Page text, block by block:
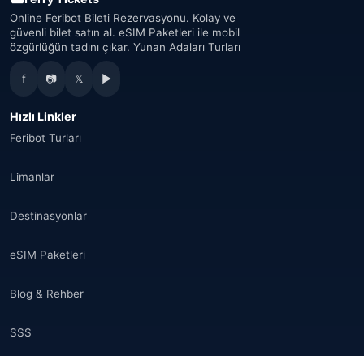
Online Feribot Bileti Rezervasyonu. Kolay ve
güvenli bilet satın al. eSIM Paketleri ile mobil
özgürlüğün tadını çıkar. Yunan Adaları Turları
f 📷 𝕏 ▶
Hızlı Linkler
Feribot Turları
Limanlar
Destinasyonlar
eSIM Paketleri
Blog & Rehber
SSS